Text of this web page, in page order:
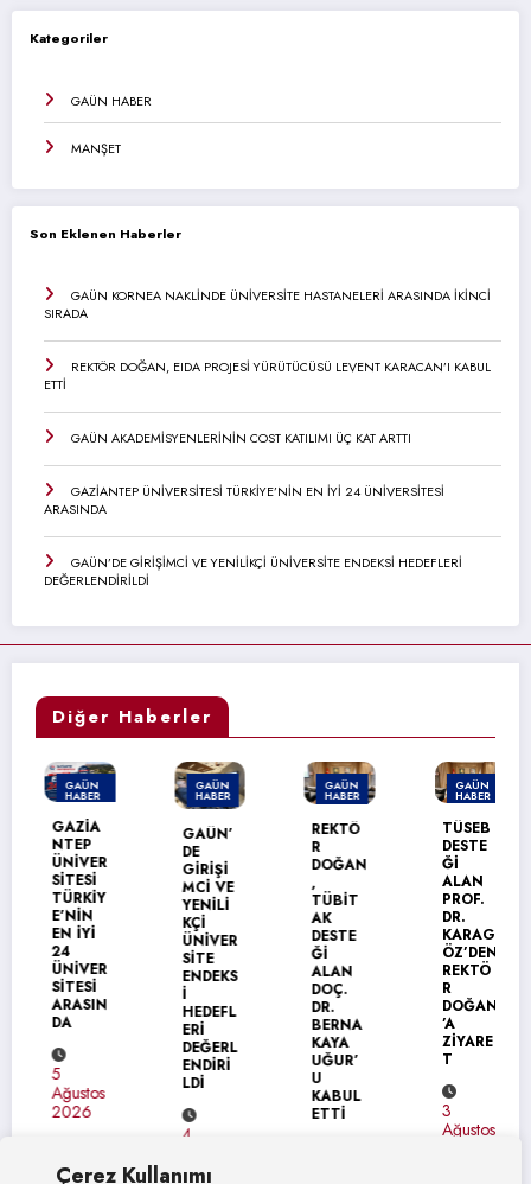
Çerez Kullanımı
Kategoriler
GAÜN HABER
MANŞET
Son Eklenen Haberler
GAÜN KORNEA NAKLİNDE ÜNİVERSİTE HASTANELERİ ARASINDA İKİNCİ
SIRADA
REKTÖR DOĞAN, EIDA PROJESİ YÜRÜTÜCÜSÜ LEVENT KARACAN’I KABUL
ETTİ
GAÜN AKADEMİSYENLERİNİN COST KATILIMI ÜÇ KAT ARTTI
GAZİANTEP ÜNİVERSİTESİ TÜRKİYE’NİN EN İYİ 24 ÜNİVERSİTESİ
ARASINDA
GAÜN’DE GİRİŞİMCİ VE YENİLİKÇİ ÜNİVERSİTE ENDEKSİ HEDEFLERİ
DEĞERLENDİRİLDİ
Diğer Haberler
GAÜN
HABER
MANŞET
GAZİA
NTEP
ÜNİVER
SİTESİ
TÜRKİY
E’NİN
EN İYİ
24
ÜNİVER
SİTESİ
ARASIN
DA
5
Ağustos
2026
GAÜN
HABER
GAÜN’
DE
GİRİŞİ
MCİ VE
YENİLİ
KÇİ
ÜNİVER
SİTE
ENDEKS
HEDEFL
ERİ
DEĞERL
ENDİRİ
LDİ
2026
GAÜN
HABER
REKTÖ
DOĞAN
TÜBİT
AK
DESTE
Ğİ
ALAN
DOÇ.
DR.
BERNA
KAYA
UĞUR’
U
KABUL
ETTİ
GAÜN
HABER
TÜSEB
DESTE
Ğİ
ALAN
PROF.
DR.
KARAG
ÖZ’DEN
REKTÖ
DOĞAN
’A
ZİYARE
Ağustos